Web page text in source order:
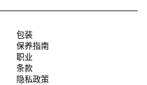
包装
保养指南
职业
条款
隐私政策